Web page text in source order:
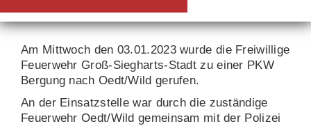
Am Mittwoch den 03.01.2023 wurde die Freiwillige
Feuerwehr Groß-Siegharts-Stadt zu einer PKW
Bergung nach Oedt/Wild gerufen.
An der Einsatzstelle war durch die zuständige
Feuerwehr Oedt/Wild gemeinsam mit der Polizei